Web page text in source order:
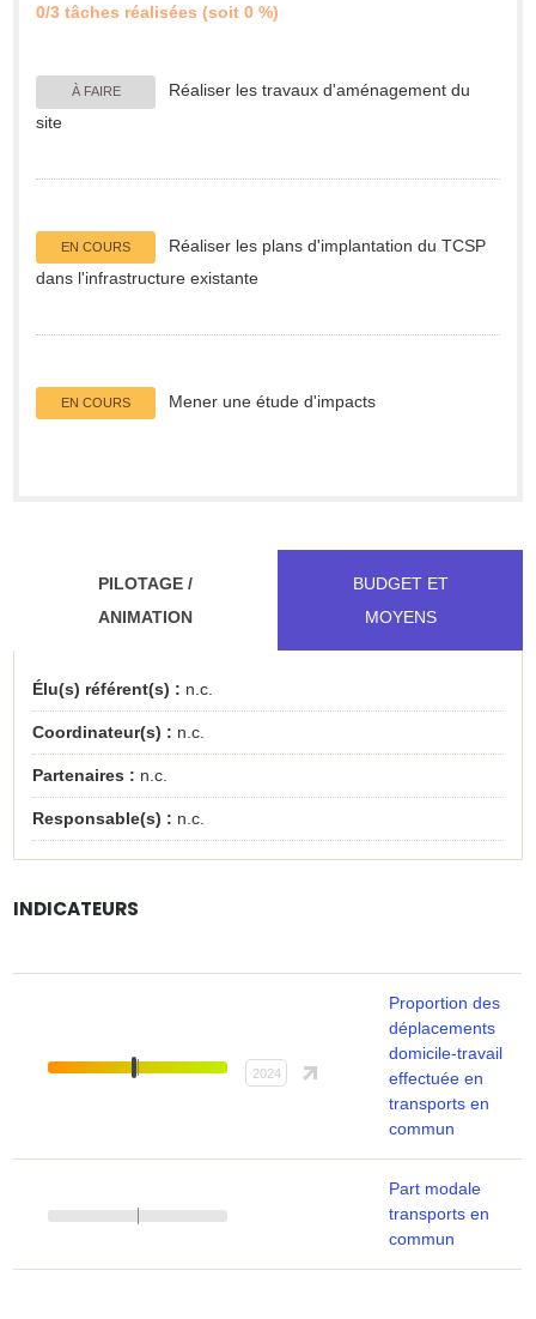
0/3 tâches réalisées (soit 0 %)
À FAIRE
Réaliser les travaux d'aménagement du
site
EN COURS
Réaliser les plans d'implantation du TCSP
dans l'infrastructure existante
EN COURS Mener une étude d'impacts
PILOTAGE /
ANIMATION
BUDGET ET
MOYENS
Élu(s) référent(s) : n.c.
Coordinateur(s) : n.c.
Partenaires : n.c.
Responsable(s) : n.c.
INDICATEURS
2024
Proportion des
déplacements
domicile-travail
effectuée en
transports en
commun
Part modale
transports en
commun